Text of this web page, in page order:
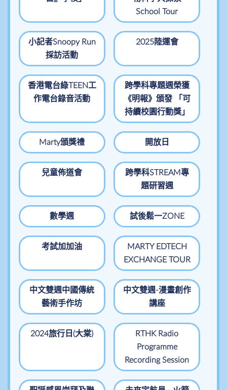
School Tour
小記者Snoopy Run
採訪活動
2025陸運會
香港電台綠TEEN工
作電台錄音活動
跨學科專題週榮獲
《明報》頒發 「可
持續校園行動獎」
Marty頒獎禮 開放日
兒童佈道會
跨學科STREAM專
題研習週
數學週 試後鬆一ZONE
考試加加油
MARTY EDTECH
EXCHANGE TOUR
中文雙週中國傳統
藝術手作坊
中文雙週-漫畫創作
講座
2024旅行日(大棠)
RTHK Radio
Programme
Recording Session